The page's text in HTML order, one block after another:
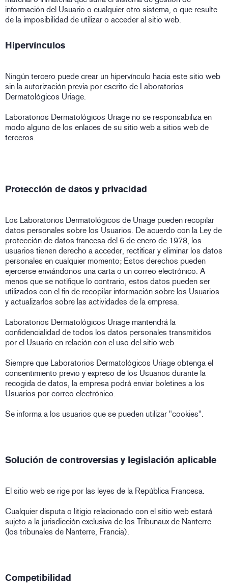
información del Usuario o cualquier otro sistema, o que resulte
de la imposibilidad de utilizar o acceder al sitio web.
Hipervínculos
Ningún tercero puede crear un hipervínculo hacia este sitio web
sin la autorización previa por escrito de Laboratorios
Dermatológicos Uriage.
Laboratorios Dermatológicos Uriage no se responsabiliza en
modo alguno de los enlaces de su sitio web a sitios web de
terceros.
Protección de datos y privacidad
Los Laboratorios Dermatológicos de Uriage pueden recopilar
datos personales sobre los Usuarios. De acuerdo con la Ley de
protección de datos francesa del 6 de enero de 1978, los
usuarios tienen derecho a acceder, rectificar y eliminar los datos
personales en cualquier momento; Estos derechos pueden
ejercerse enviándonos una carta o un correo electrónico. A
menos que se notifique lo contrario, estos datos pueden ser
utilizados con el fin de recopilar información sobre los Usuarios
y actualizarlos sobre las actividades de la empresa.
Laboratorios Dermatológicos Uriage mantendrá la
confidencialidad de todos los datos personales transmitidos
por el Usuario en relación con el uso del sitio web.
Siempre que Laboratorios Dermatológicos Uriage obtenga el
consentimiento previo y expreso de los Usuarios durante la
recogida de datos, la empresa podrá enviar boletines a los
Usuarios por correo electrónico.
Se informa a los usuarios que se pueden utilizar "cookies".
Solución de controversias y legislación aplicable
El sitio web se rige por las leyes de la República Francesa.
Cualquier disputa o litigio relacionado con el sitio web estará
sujeto a la jurisdicción exclusiva de los Tribunaux de Nanterre
(los tribunales de Nanterre, Francia).
Competibilidad